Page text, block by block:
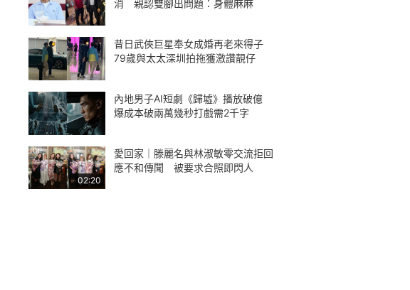
消 親認雙腳出問題：身體麻麻
昔日武俠巨星奉女成婚再老來得子
79歲與太太深圳拍拖獲激讚靚仔
內地男子AI短劇《歸墟》播放破億
爆成本破兩萬幾秒打戲需2千字
02:20
愛回家｜滕麗名與林淑敏零交流拒回
應不和傳聞 被要求合照即閃人